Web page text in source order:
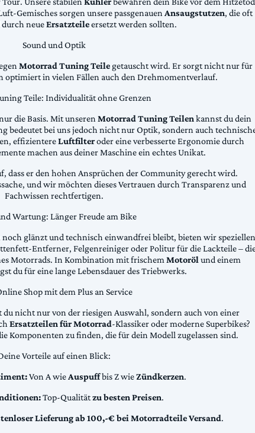
Gemisches sorgen unsere passgenauenAnsaugstutzen, die oft
neueErsatzteileersetzt werden sollten.
Sound und Optik
Motorrad Tuning Teile getauscht wird. Er sorgt nicht nur für
optimiert in vielen Fällen auch den Drehmomentverlauf.
Teile: Individualität ohne Grenzen
die Basis. Mit unserenMotorrad Tuning Teilenkannst du dein
bedeutet bei uns jedoch nicht nur Optik, sondern auch
effizientereLuftfilteroder eine verbesserte Ergonomie durch
machen aus deiner Maschine ein echtes Unikat.
dass er den hohen Ansprüchen der Community gerecht wird.
und wir möchten dieses Vertrauen durch Transparenz und
Fachwissen rechtfertigen.
Wartung: Länger Freude am Bike
glänzt und technisch einwandfrei bleibt, bieten wir speziellen
Entferner, Felgenreiniger oder Politur für die Lackteile –
Motorrads. In Kombination mit frischemMotorölund einem
du für eine lange Lebensdauer des Triebwerks.
Shop mit dem Plus an Service
nicht nur von der riesigen Auswahl, sondern auch von einer
Ersatzteilen für Motorrad-Klassiker oder moderne Superbikes?
Komponenten zu finden, die für dein Modell zugelassen sind.
Vorteile auf einen Blick:
Von A wieAuspuffbis Z wieZündkerzen.
Top-Qualitätzu besten Preisen.
Lieferung ab 100,-€ bei Motorradteile Versand.